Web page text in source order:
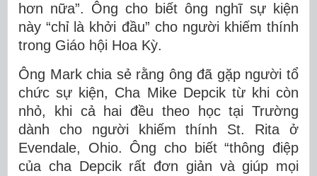
hơn nữa”. Ông cho biết ông nghĩ sự kiện
này “chỉ là khởi đầu” cho người khiếm thính
trong Giáo hội Hoa Kỳ.
Ông Mark chia sẻ rằng ông đã gặp người tổ
chức sự kiện, Cha Mike Depcik từ khi còn
nhỏ, khi cả hai đều theo học tại Trường
dành cho người khiếm thính St. Rita ở
Evendale, Ohio. Ông cho biết “thông điệp
của cha Depcik rất đơn giản và giúp mọi